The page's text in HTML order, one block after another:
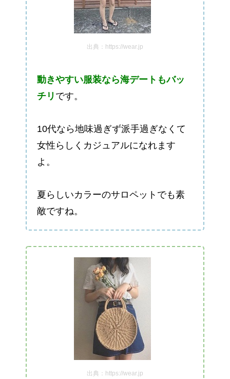
出典：https://wear.jp
動きやすい服装なら海デートもバッ
チリ です。
10代なら地味過ぎず派手過ぎなくて
女性らしくカジュアルになれます
よ。
夏らしいカラーのサロペットでも素
敵ですね。
出典：https://wear.jp